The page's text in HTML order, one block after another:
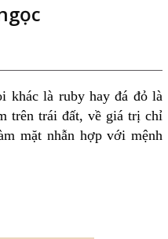
khác là ruby hay đá đỏ là
trên trái đất, về giá trị chỉ
mặt nhẫn hợp với mệnh